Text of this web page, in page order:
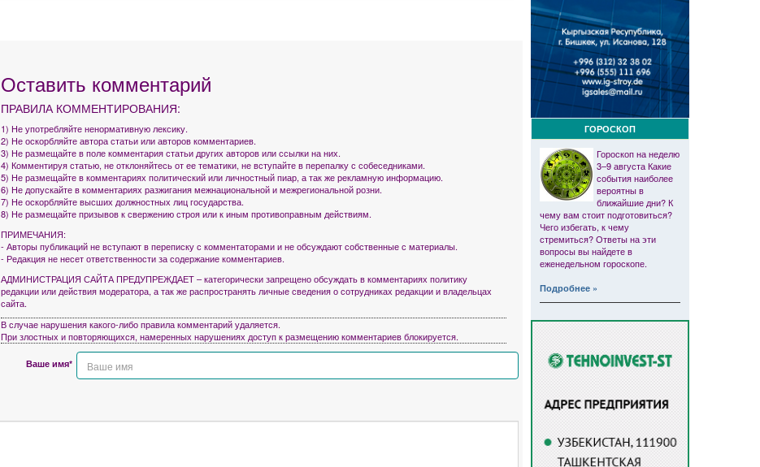
Оставить комментарий
ПРАВИЛА КОММЕНТИРОВАНИЯ:
1) Не употребляйте ненормативную лексику.
2) Не оскорбляйте автора статьи или авторов комментариев.
3) Не размещайте в поле комментария статьи других авторов или ссылки на них.
4) Комментируя статью, не отклоняйтесь от ее тематики, не вступайте в перепалку с собеседниками.
5) Не размещайте в комментариях политический или личностный пиар, а так же рекламную информацию.
6) Не допускайте в комментариях разжигания межнациональной и межрегиональной розни.
7) Не оскорбляйте высших должностных лиц государства.
8) Не размещайте призывов к свержению строя или к иным противоправным действиям.
ПРИМЕЧАНИЯ:
- Авторы публикаций не вступают в переписку с комментаторами и не обсуждают собственные с материалы.
- Редакция не несет ответственности за содержание комментариев.
АДМИНИСТРАЦИЯ САЙТА ПРЕДУПРЕЖДАЕТ – категорически запрещено обсуждать в комментариях политику
редакции или действия модератора, а так же распространять личные сведения о сотрудниках редакции и владельцах
сайта.
В случае нарушения какого-либо правила комментарий удаляется.
При злостных и повторяющихся, намеренных нарушениях доступ к размещению комментариев блокируется.
Ваше имя*
ГОРОСКОП
Гороскоп на неделю
3–9 августа Какие
события наиболее
вероятны в
ближайшие дни? К
чему вам стоит подготовиться?
Чего избегать, к чему
стремиться? Ответы на эти
вопросы вы найдете в
еженедельном гороскопе.
Подробнее »